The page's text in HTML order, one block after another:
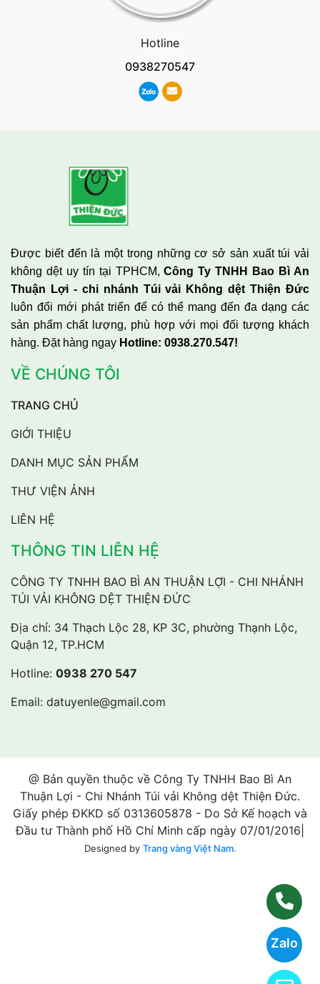
Zalo
Hotline
0938270547
Được biết đến là một trong những cơ sở sản xuất túi vải
không dệt uy tín tại TPHCM,Công Ty TNHH Bao Bì An
Thuận Lợi - chi nhánh Túi vải Không dệt Thiện Đức
luôn đổi mới phát triển để có thể mang đến đa dạng các
sản phẩm chất lượng, phù hợp với mọi đối tượng khách
hàng. Đặt hàng ngay Hotline: 0938.270.547!
VỀ CHÚNG TÔI
TRANG CHỦ
GIỚI THIỆU
DANH MỤC SẢN PHẨM
THƯ VIỆN ẢNH
LIÊN HỆ
THÔNG TIN LIÊN HỆ
CÔNG TY TNHH BAO BÌ AN THUẬN LỢI - CHI NHÁNH
TÚI VẢI KHÔNG DỆT THIỆN ĐỨC
Địa chỉ: 34 Thạch Lộc 28, KP 3C, phường Thạnh Lộc,
Quận 12, TP.HCM
Hotline: 0938 270 547
Email: datuyenle@gmail.com
@ Bản quyền thuộc về Công Ty TNHH Bao Bì An
Thuận Lợi - Chi Nhánh Túi vải Không dệt Thiện Đức.
Giấy phép ĐKKD số 0313605878 - Do Sở Kế hoạch và
Đầu tư Thành phố Hồ Chí Minh cấp ngày 07/01/2016|
Designed by Trang vàng Việt Nam.